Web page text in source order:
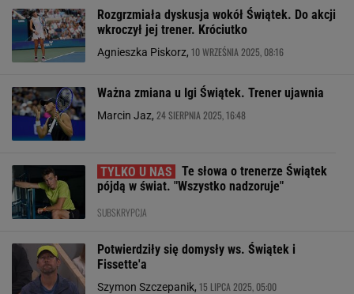
Rozgrzmiała dyskusja wokół Świątek. Do akcji
wkroczył jej trener. Króciutko
Agnieszka Piskorz, 10 WRZEŚNIA 2025, 08:16
Ważna zmiana u Igi Świątek. Trener ujawnia
Marcin Jaz, 24 SIERPNIA 2025, 16:48
Te słowa o trenerze Świątek
pójdą w świat. "Wszystko nadzoruje"
SUBSKRYPCJA
Potwierdziły się domysły ws. Świątek i
Fissette'a
Szymon Szczepanik, 15 LIPCA 2025, 05:00